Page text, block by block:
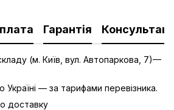
Гарантія
(м. Київ, вул. Автопаркова, 7)—
— за тарифами перевізника.
доставку